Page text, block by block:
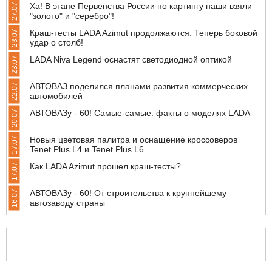
27.07
Ха! В этапе Первенства России по картингу наши взяли
"золото" и "серебро"!
23.07
Краш-тесты LADA Azimut продолжаются. Теперь боковой
удар о столб!
23.07 LADA Niva Legend оснастят светодиодной оптикой
22.07
АВТОВАЗ поделился планами развития коммерческих
автомобилей
20.07 АВТОВАЗу - 60! Самые-самые: факты о моделях LADA
17.07
Новыя цветовая палитра и оснащение кроссоверов
Tenet Plus L4 и Tenet Plus L6
17.07 Как LADA Azimut прошел краш-тесты?
16.07
АВТОВАЗу - 60! От строительства к крупнейшему
автозаводу страны